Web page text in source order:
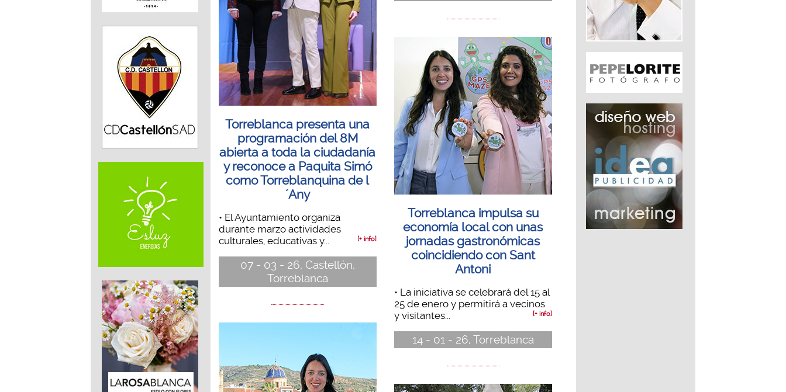
Torreblanca presenta una
programación del 8M
abierta a toda la ciudadanía
y reconoce a Paquita Simó
como Torreblanquina de l
´Any
• El Ayuntamiento organiza
durante marzo actividades
culturales, educativas y...
[+ info]
07 - 03 - 26, Castellón,
Torreblanca
Torreblanca impulsa su
economía local con unas
jornadas gastronómicas
coincidiendo con Sant
Antoni
• La iniciativa se celebrará del 15 al
25 de enero y permitirá a vecinos
y visitantes...
[+ info]
14 - 01 - 26, Torreblanca